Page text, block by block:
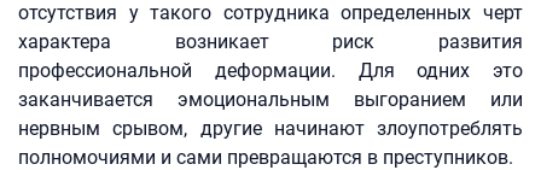
отсутствия у такого сотрудника определенных черт
характера возникает риск развития
профессиональной деформации. Для одних это
заканчивается эмоциональным выгоранием или
нервным срывом, другие начинают злоупотреблять
полномочиями и сами превращаются в преступников.